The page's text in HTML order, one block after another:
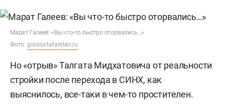
Марат Галеев: «Вы что-то быстро оторвались…»
Фото: gossov.tatarstan.ru
Но «отрыв» Талгата Мидхатовича от реальности
стройки после перехода в СИНХ, как
выяснилось, все-таки в чем-то простителен.